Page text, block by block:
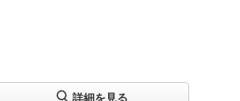
詳細を見る